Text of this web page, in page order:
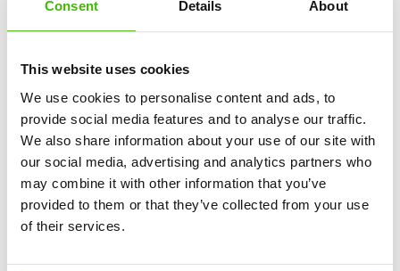
Consent Details About
This website uses cookies
We use cookies to personalise content and ads, to
provide social media features and to analyse our traffic.
We also share information about your use of our site with
our social media, advertising and analytics partners who
may combine it with other information that you’ve
provided to them or that they’ve collected from your use
of their services.
Czy miałeś loty łączące?(wymagane)
Nie, nie miałem.
Tak, musiałem zmienić lot.
Krok następny (wybór danych)